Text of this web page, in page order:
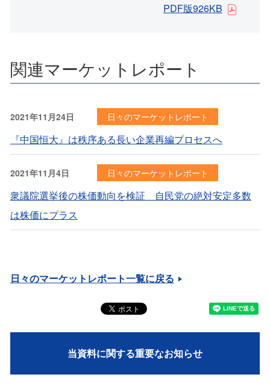
PDF版926KB
関連マーケットレポート
2021年11月24日 日々のマーケットレポート
『中国恒大』は秩序ある長い企業再編プロセスへ
2021年11月4日 日々のマーケットレポート
衆議院選挙後の株価動向を検証 自民党の絶対安定多数
は株価にプラス
日々のマーケットレポート一覧に戻る
当資料に関する重要なお知らせ